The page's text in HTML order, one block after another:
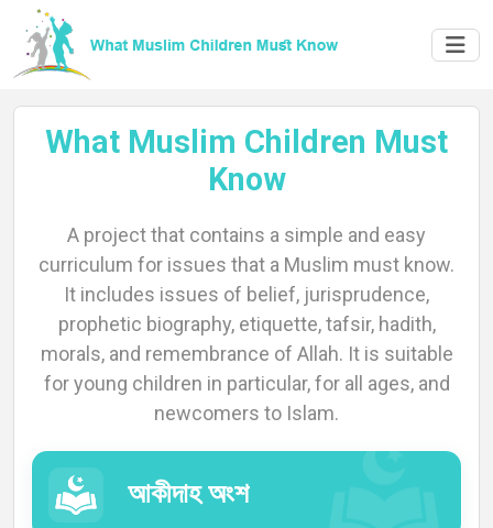
Home
About
Languages
What Muslim Children Must
Know
A project that contains a simple and easy
curriculum for issues that a Muslim must know.
It includes issues of belief, jurisprudence,
prophetic biography, etiquette, tafsir, hadith,
morals, and remembrance of Allah. It is suitable
for young children in particular, for all ages, and
newcomers to Islam.
আকীদাহ অংশ